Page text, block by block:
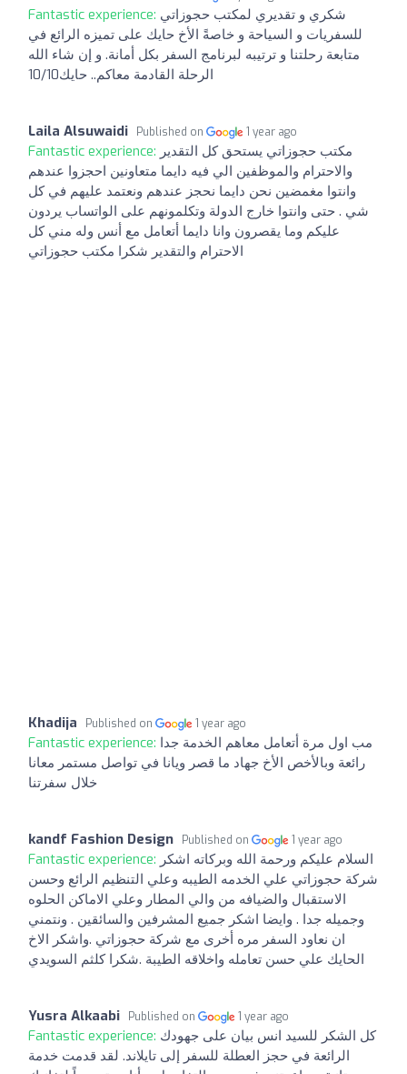
Fantastic experience: شكري و تقديري لمكتب حجوزاتي
للسفريات و السياحة و خاصةً الأخ حايك على تميزه الرائع في
متابعة رحلتنا و ترتيبه لبرنامج السفر بكل أمانة. و إن شاء الله
الرحلة القادمة معاكم.. حايك10/10
Laila Alsuwaidi Published on 1 year ago
Fantastic experience: مكتب حجوزاتي يستحق كل التقدير
والاحترام والموظفين الي فيه دايما متعاونين احجزوا عندهم
وانتوا مغمضين نحن دايما نحجز عندهم ونعتمد عليهم في كل
شي . حتى وانتوا خارج الدولة وتكلمونهم على الواتساب يردون
عليكم وما يقصرون وانا دايما أتعامل مع أنس وله مني كل
الاحترام والتقدير شكرا مكتب حجوزاتي
Khadija Published on 1 year ago
Fantastic experience: مب اول مرة أتعامل معاهم الخدمة جدا
رائعة وبالأخص الأخ جهاد ما قصر ويانا في تواصل مستمر معانا
خلال سفرتنا
kandf Fashion Design Published on 1 year ago
Fantastic experience: السلام عليكم ورحمة الله وبركاته اشكر
شركة حجوزاتي علي الخدمه الطيبه وعلي التنظيم الرائع وحسن
الاستقبال والضيافه من والي المطار وعلي الاماكن الحلوه
وجميله جدا . وايضا اشكر جميع المشرفين والسائقين . ونتمني
ان نعاود السفر مره أخرى مع شركة حجوزاتي .واشكر الاخ
الحايك علي حسن تعامله واخلاقه الطيبة .شكرا كلثم السويدي
Yusra Alkaabi Published on 1 year ago
Fantastic experience: كل الشكر للسيد انس بيان على جهودك
الرائعة في حجز العطلة للسفر إلى تايلاند. لقد قدمت خدمة